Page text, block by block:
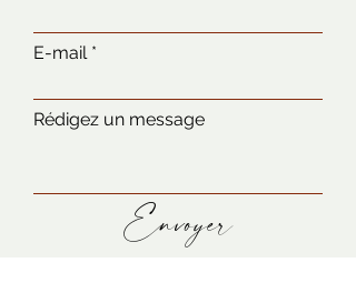
E-mail
Rédigez un message
Envoyer